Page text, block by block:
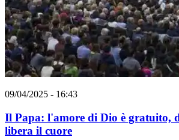
09/04/2025 - 16:43
Il Papa: l'amore di Dio è gratuito,
libera il cuore